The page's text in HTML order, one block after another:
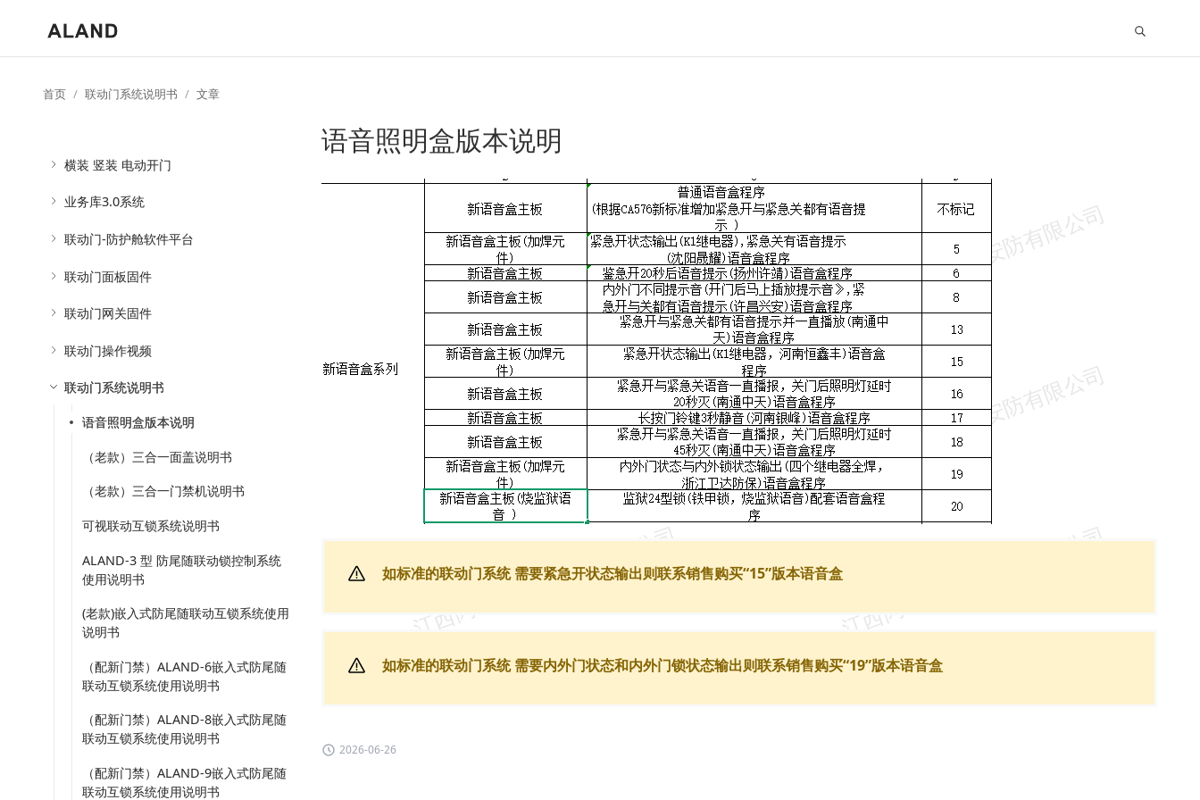
首页 联动门系统说明书 文章
横装 竖装 电动开门
业务库3.0系统
联动门-防护舱软件平台
联动门面板固件
联动门网关固件
联动门操作视频
联动门系统说明书
语音照明盒版本说明
（老款）三合一面盖说明书
（老款）三合一门禁机说明书
可视联动互锁系统说明书
ALAND-3 型 防尾随联动锁控制系统
使用说明书
(老款)嵌入式防尾随联动互锁系统使用
说明书
（配新门禁）ALAND-6嵌入式防尾随
联动互锁系统使用说明书
（配新门禁）ALAND-8嵌入式防尾随
联动互锁系统使用说明书
（配新门禁）ALAND-9嵌入式防尾随
联动互锁系统使用说明书
语音照明盒版本说明
如标准的联动门系统 需要紧急开状态输出则联系销售购买“15”版本语音盒
如标准的联动门系统 需要内外门状态和内外门锁状态输出则联系销售购买“19”版本语音盒
2026-06-26